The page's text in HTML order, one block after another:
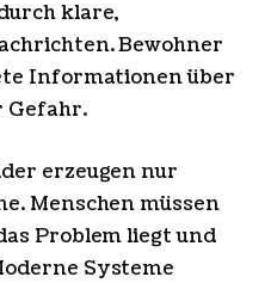
klare,
Bewohner
Informationen über
Gefahr.
erzeugen nur
Menschen müssen
Problem liegt und
Systeme